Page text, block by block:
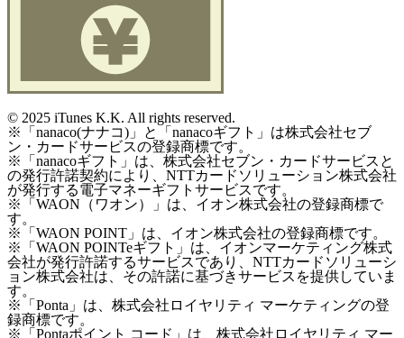
© 2025 iTunes K.K. All rights reserved.
※「nanaco(ナナコ)」と「nanacoギフト」は株式会社セブ
ン・カードサービスの登録商標です。
※「nanacoギフト」は、株式会社セブン・カードサービスと
の発行許諾契約により、NTTカードソリューション株式会社
が発行する電子マネーギフトサービスです。
※「WAON（ワオン）」は、イオン株式会社の登録商標で
す。
※「WAON POINT」は、イオン株式会社の登録商標です。
※「WAON POINTeギフト」は、イオンマーケティング株式
会社が発行許諾するサービスであり、NTTカードソリューシ
ョン株式会社は、その許諾に基づきサービスを提供していま
す。
※「Ponta」は、株式会社ロイヤリティ マーケティングの登
録商標です。
※「Pontaポイント コード」は、株式会社ロイヤリティ マー